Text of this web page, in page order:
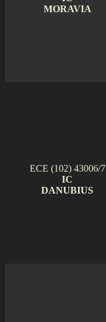
MORAVIA
ECE (102) 43006/7
IC
DANUBIUS